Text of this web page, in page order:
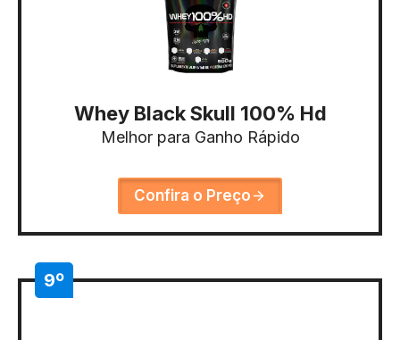
Whey Black Skull 100% Hd
Melhor para Ganho Rápido
Confira o Preço
9º